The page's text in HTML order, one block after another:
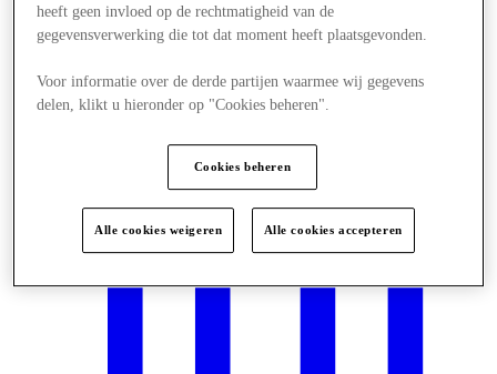
heeft geen invloed op de rechtmatigheid van de
gegevensverwerking die tot dat moment heeft plaatsgevonden.
Voor informatie over de derde partijen waarmee wij gegevens
delen, klikt u hieronder op "Cookies beheren".
Cookies beheren
Alle cookies weigeren Alle cookies accepteren